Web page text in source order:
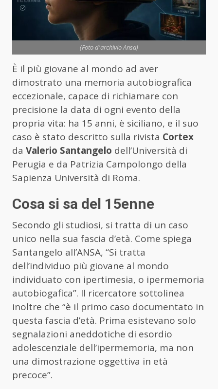
(Foto d'archivio Ansa)
È il più giovane al mondo ad aver
dimostrato una memoria autobiografica
eccezionale, capace di richiamare con
precisione la data di ogni evento della
propria vita: ha 15 anni, è siciliano, e il suo
caso è stato descritto sulla rivista Cortex
da Valerio Santangelo dell’Università di
Perugia e da Patrizia Campolongo della
Sapienza Università di Roma.
Cosa si sa del 15enne
Secondo gli studiosi, si tratta di un caso
unico nella sua fascia d’età. Come spiega
Santangelo all’ANSA, “Si tratta
dell’individuo più giovane al mondo
individuato con ipertimesia, o ipermemoria
autobiogafica”. Il ricercatore sottolinea
inoltre che “è il primo caso documentato in
questa fascia d’età. Prima esistevano solo
segnalazioni aneddotiche di esordio
adolescenziale dell’ipermemoria, ma non
una dimostrazione oggettiva in età
precoce”.